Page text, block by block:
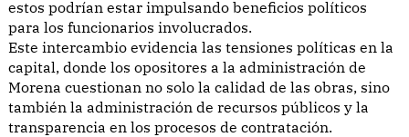
estos podrían estar impulsando beneficios políticos
para los funcionarios involucrados.
Este intercambio evidencia las tensiones políticas en la
capital, donde los opositores a la administración de
Morena cuestionan no solo la calidad de las obras, sino
también la administración de recursos públicos y la
transparencia en los procesos de contratación.